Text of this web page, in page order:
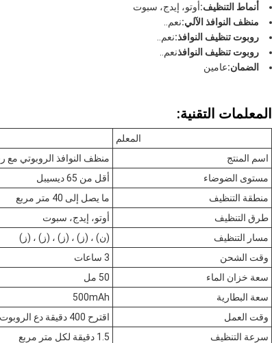
أنماط التنظيف:أوتو، إيدج، سبوت
منظف النوافذ الآلي:نعم..
روبوت تنظيف النوافذ:نعم..
روبوت تنظيف النوافذنعم..
الضمان:عامين
المعلمات التقنية:
المعلم
اسم المنتج
منظف النوافذ الروبوتي مع
مستوى الضوضاء
أقل من 65 ديسيبل
منطقة التنظيف
ما يصل إلى 40 متر مربع
طرق التنظيف
أوتو، إيدج، سبوت
مسار التنظيف
(ن) ، (ز) ، (ز) ، (ز) ، (ز)
وقت الشحن
3 ساعات
سعة خزان الماء
50 مل
سعة البطارية
500mAh
وقت العمل
اقترح 400 دقيقة دع الروبوت يرتاح
سرعة التنظيف
1.5 دقيقة لكل متر مربع